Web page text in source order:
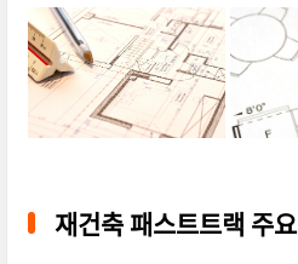
재건축 패스트트랙 주